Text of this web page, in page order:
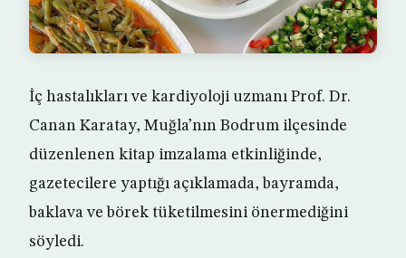
İç hastalıkları ve kardiyoloji uzmanı Prof. Dr.
Canan Karatay, Muğla’nın Bodrum ilçesinde
düzenlenen kitap imzalama etkinliğinde,
gazetecilere yaptığı açıklamada, bayramda,
baklava ve börek tüketilmesini önermediğini
söyledi.